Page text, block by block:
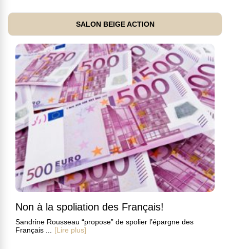
SALON BEIGE ACTION
Non à la spoliation des Français!
Sandrine Rousseau “propose” de spolier l’épargne des
Français ...
[Lire plus]